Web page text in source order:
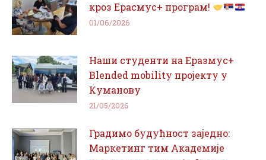
кроз Ерасмус+ програм!
01/06/2026
Наши студенти на Еразмус+
Blended mobility пројекту у
Куманову
21/05/2026
Градимо будућност заједно:
Маркетинг тим Академије